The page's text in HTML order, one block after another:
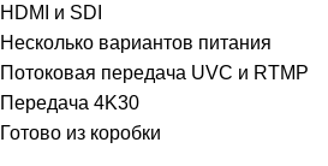
HDMI и SDI
Несколько вариантов питания
Потоковая передача UVC и RTMP
Передача 4K30
Готово из коробки